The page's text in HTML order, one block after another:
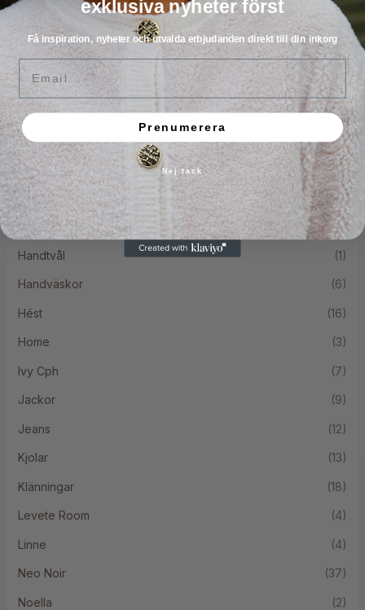
Co Couture (25)
Continue (6)
Coster (1)
CPH Muse (17)
Cph Studios (1)
DAY Birger ét Mikkelsen (16)
Gossia (9)
Halsband (7)
Handtvål (1)
Handväskor (6)
Hést (16)
Home (3)
Ivy Cph (7)
Jackor (9)
Jeans (12)
Kjolar (13)
Klänningar (18)
Levete Room (4)
Linne (4)
Neo Noir (37)
Noella (2)
exklusiva nyheter först
Få inspiration, nyheter och utvalda erbjudanden direkt till din inkorg
Email
Prenumerera
Nej tack